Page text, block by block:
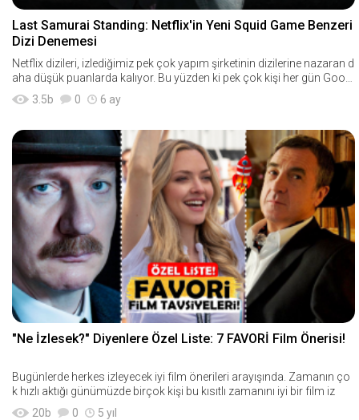
Last Samurai Standing: Netflix'in Yeni Squid Game Benzeri
Dizi Denemesi
Netflix dizileri, izlediğimiz pek çok yapım şirketinin dizilerine nazaran d
aha düşük puanlarda kalıyor. Bu yüzden ki pek çok kişi her gün Googl
e&#
3.5b 0 6 ay
"Ne İzlesek?" Diyenlere Özel Liste: 7 FAVORİ Film Önerisi!
Bugünlerde herkes izleyecek iyi film önerileri arayışında. Zamanın ço
k hızlı aktığı günümüzde birçok kişi bu kısıtlı zamanını iyi bir film iz
20b 0 5 yıl